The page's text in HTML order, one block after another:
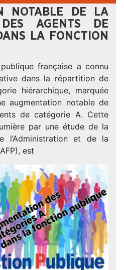
NOTABLE DE LA
DES AGENTS DE
LA FONCTION
française a connu
dans la répartition de
hiérarchique, marquée
augmentation notable de
de catégorie A. Cette
par une étude de la
l’Administration et de la
est